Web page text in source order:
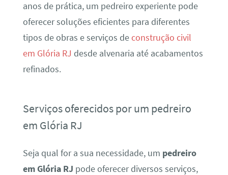
anos de prática, um pedreiro experiente pode
oferecer soluções eficientes para diferentes
tipos de obras e serviços deconstrução civil
em Glória RJ desde alvenaria até acabamentos
refinados.
Serviços oferecidos por um pedreiro
em Glória RJ
Seja qual for a sua necessidade, um pedreiro
em Glória RJ pode oferecer diversos serviços,